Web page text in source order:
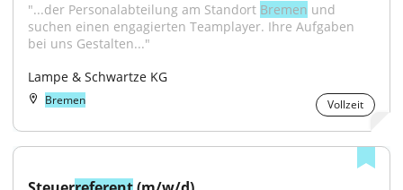
"...der Personalabteilung am Standort Bremen und
suchen einen engagierten Teamplayer. Ihre Aufgaben
bei uns Gestalten..."
Lampe & Schwartze KG
Bremen Vollzeit